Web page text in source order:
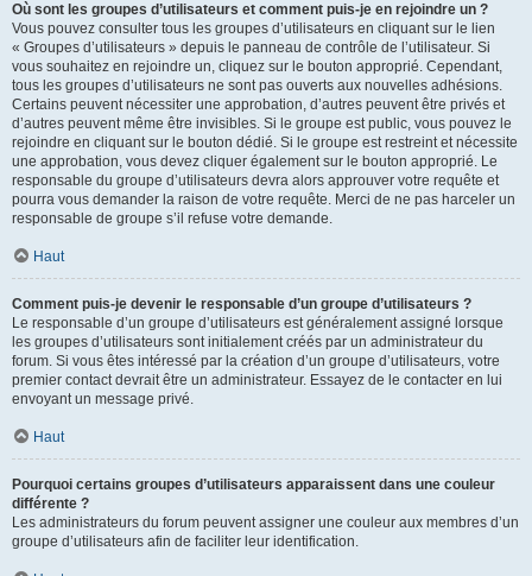
Où sont les groupes d’utilisateurs et comment puis-je en rejoindre un ?
Vous pouvez consulter tous les groupes d’utilisateurs en cliquant sur le lien
« Groupes d’utilisateurs » depuis le panneau de contrôle de l’utilisateur. Si
vous souhaitez en rejoindre un, cliquez sur le bouton approprié. Cependant,
tous les groupes d’utilisateurs ne sont pas ouverts aux nouvelles adhésions.
Certains peuvent nécessiter une approbation, d’autres peuvent être privés et
d’autres peuvent même être invisibles. Si le groupe est public, vous pouvez le
rejoindre en cliquant sur le bouton dédié. Si le groupe est restreint et nécessite
une approbation, vous devez cliquer également sur le bouton approprié. Le
responsable du groupe d’utilisateurs devra alors approuver votre requête et
pourra vous demander la raison de votre requête. Merci de ne pas harceler un
responsable de groupe s’il refuse votre demande.
Haut
Comment puis-je devenir le responsable d’un groupe d’utilisateurs ?
Le responsable d’un groupe d’utilisateurs est généralement assigné lorsque
les groupes d’utilisateurs sont initialement créés par un administrateur du
forum. Si vous êtes intéressé par la création d’un groupe d’utilisateurs, votre
premier contact devrait être un administrateur. Essayez de le contacter en lui
envoyant un message privé.
Haut
Pourquoi certains groupes d’utilisateurs apparaissent dans une couleur
différente ?
Les administrateurs du forum peuvent assigner une couleur aux membres d’un
groupe d’utilisateurs afin de faciliter leur identification.